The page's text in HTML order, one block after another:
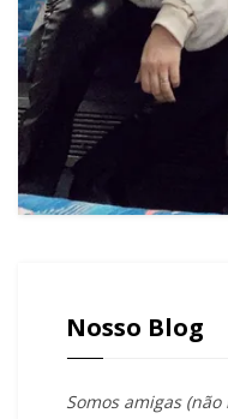
Nosso Blog
Somos amigas